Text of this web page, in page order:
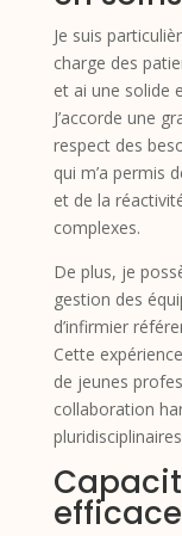
Je suis
charge des
et ai une solide
J’accorde une
respect des
qui m’a permis
et de la
complexes.
De plus, je
gestion des
d’infirmier
Cette
de jeunes
collaboration